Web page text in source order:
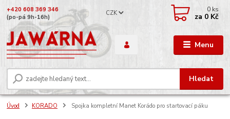
Menu
CZK
Hledat
+420 608 369 346
(po-pá 9h-16h)
0 ks
za 0 Kč
Úvod KORADO Spojka kompletní Manet Korádo pro startovací páku